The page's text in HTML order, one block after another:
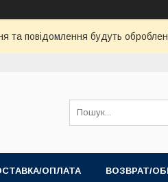
та повідомлення будуть
ОПЛАТА ВОЗВРАТ/